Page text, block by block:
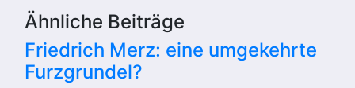
Ähnliche Beiträge
Friedrich Merz: eine umgekehrte
Furzgrundel?